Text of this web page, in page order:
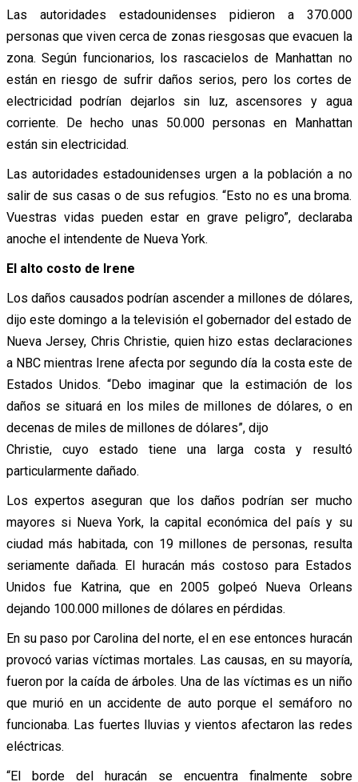
Las autoridades estadounidenses pidieron a 370.000
personas que viven cerca de zonas riesgosas que evacuen la
zona. Según funcionarios, los rascacielos de Manhattan no
están en riesgo de sufrir daños serios, pero los cortes de
electricidad podrían dejarlos sin luz, ascensores y agua
corriente. De hecho unas 50.000 personas en Manhattan
están sin electricidad.
Las autoridades estadounidenses urgen a la población a no
salir de sus casas o de sus refugios. “Esto no es una broma.
Vuestras vidas pueden estar en grave peligro”, declaraba
anoche el intendente de Nueva York.
El alto costo de Irene
Los daños causados podrían ascender a millones de dólares,
dijo este domingo a la televisión el gobernador del estado de
Nueva Jersey, Chris Christie, quien hizo estas declaraciones
a NBC mientras Irene afecta por segundo día la costa este de
Estados Unidos. “Debo imaginar que la estimación de los
daños se situará en los miles de millones de dólares, o en
decenas de miles de millones de dólares”, dijo
Christie, cuyo estado tiene una larga costa y resultó
particularmente dañado.
Los expertos aseguran que los daños podrían ser mucho
mayores si Nueva York, la capital económica del país y su
ciudad más habitada, con 19 millones de personas, resulta
seriamente dañada. El huracán más costoso para Estados
Unidos fue Katrina, que en 2005 golpeó Nueva Orleans
dejando 100.000 millones de dólares en pérdidas.
En su paso por Carolina del norte, el en ese entonces huracán
provocó varias víctimas mortales. Las causas, en su mayoría,
fueron por la caída de árboles. Una de las víctimas es un niño
que murió en un accidente de auto porque el semáforo no
funcionaba. Las fuertes lluvias y vientos afectaron las redes
eléctricas.
“El borde del huracán se encuentra finalmente sobre